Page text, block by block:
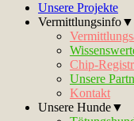
Unsere Projekte
Vermittlungsinfo▼
Chip-
Unsere
Kontakt
Unsere Hunde▼